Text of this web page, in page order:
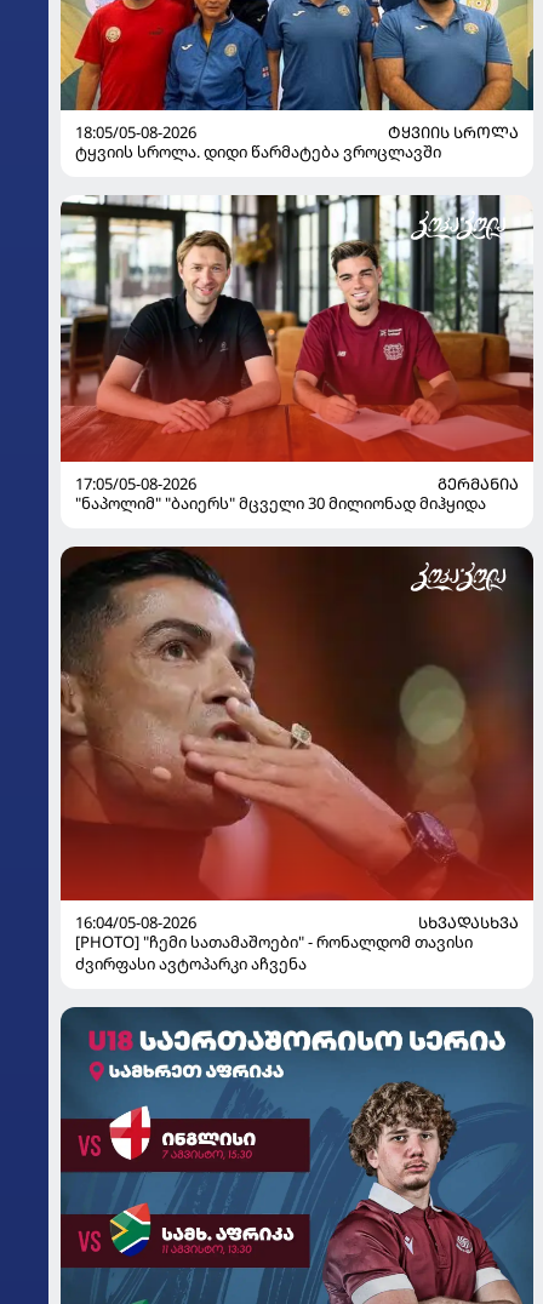
18:05/05-08-2026
ᲢᲧᲕᲘᲘᲡ ᲡᲠᲝᲚᲐ
ტყვიის სროლა. დიდი წარმატება ვროცლავში
17:05/05-08-2026
ᲒᲔᲠᲛᲐᲜᲘᲐ
"ნაპოლიმ" "ბაიერს" მცველი 30 მილიონად მიჰყიდა
16:04/05-08-2026
ᲡᲮᲕᲐᲓᲐᲡᲮᲕᲐ
[PHOTO] "ჩემი სათამაშოები" - რონალდომ თავისი
ძვირფასი ავტოპარკი აჩვენა